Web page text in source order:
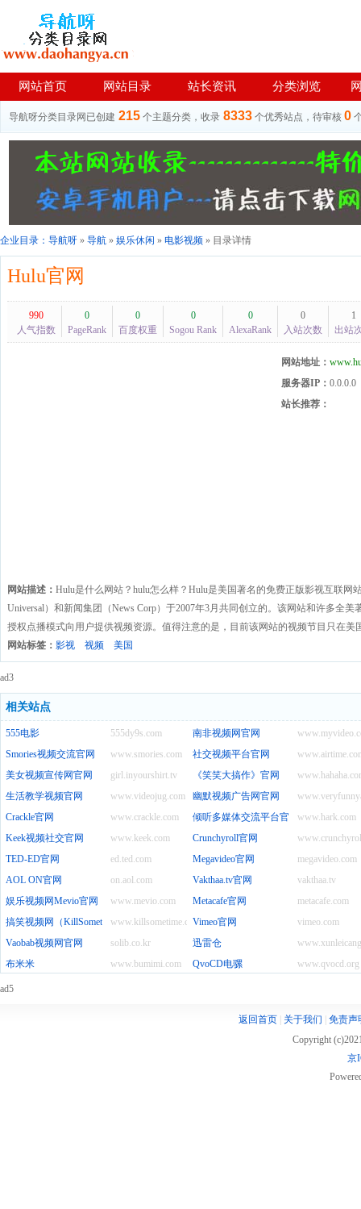
网站首页 网站目录 站长资讯 分类浏览
导航呀分类目录网已创建 215 个主题分类，收录 8333 个优秀站点，待审核 0
企业目录： 导航呀 » 导航 » 娱乐休闲 » 电影视频 » 目录详情
Hulu官网
990
人气指数
0
PageRank
0
百度权重
0
Sogou Rank
0
AlexaRank
0
入站次数
1
出站
网站地址：
服务器IP： 0.0.0.0
站长推荐：
网站描述： Hulu是什么网站？hulu怎么样？Hulu是美国著名的免费正版影视互联网
Universal）和新闻集团（News Corp）于2007年3月共同创立的。该网站和许多全
授权点播模式向用户提供视频资源。值得注意的是，目前该网站的视频节目只在美
网站标签： 影视 视频 美国
ad3
相关站点
555dy9s.com
555电影
南非视频网官网
www.smories.com
Smories视频交流官网
社交视频平台官网
girl.inyourshirt.tv
美女视频宣传网官网
《笑笑大搞作》官网
www.videojug.com
生活教学视频官网
幽默视频广告网官网
www.crackle.com
Crackle官网 www.hark.com
倾听多媒体交流平台官网
www.keek.com
Keek视频社交官网
Crunchyroll官网
ed.ted.com
TED-ED官网 megavideo.com
Megavideo官网
on.aol.com
AOL ON官网 vakthaa.tv
Vakthaa.tv官网
www.mevio.com
娱乐视频网Mevio官网 metacafe.com
Metacafe官网
www.killsometime.com
搞笑视频网（KillSometime）官网 vimeo.com
Vimeo官网
solib.co.kr
Vaobab视频网官网
迅雷仓
www.bumimi.com
布米米 www.qvocd.org
QvoCD电骡
ad5
返回首页| 关于我们
免责声
Copyright
京